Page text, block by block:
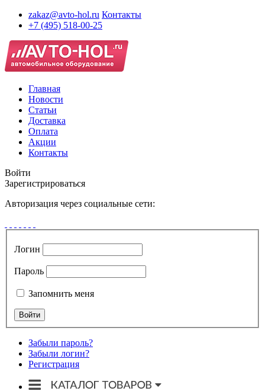
zakaz@avto-hol.ru Контакты
+7 (495) 518-00-25
Главная
Новости
Статьи
Доставка
Оплата
Акции
Контакты
Войти
Зарегистрироваться
Авторизация через социальные сети:
Логин
Пароль
Запомнить меня
Забыли пароль?
Забыли логин?
Регистрация